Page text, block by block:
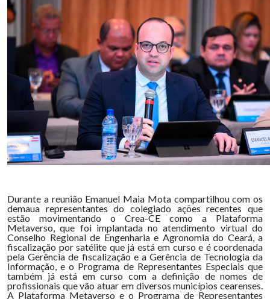
Durante a reunião Emanuel Maia Mota compartilhou com os
demaua representantes do colegiado ações recentes que
estão movimentando o Crea-CE como a Plataforma
Metaverso, que foi implantada no atendimento virtual do
Conselho Regional de Engenharia e Agronomia do Ceará, a
fiscalização por satélite que já está em curso e é coordenada
pela Gerência de fiscalização e a Gerência de Tecnologia da
Informação, e o Programa de Representantes Especiais que
também já está em curso com a definição de nomes de
profissionais que vão atuar em diversos municípios cearenses.
A Plataforma Metaverso e o Programa de Representantes